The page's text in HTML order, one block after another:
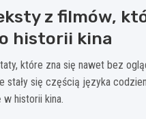
z filmów,
historii kina
które zna się nawet bez
stały się częścią języka
w historii kina.